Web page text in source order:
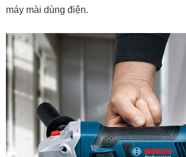
máy mài dùng điện.